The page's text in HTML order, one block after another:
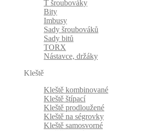
T šroubováky
Bity
Imbusy
Sady šroubováků
Sady bitů
TORX
Nástavce, držáky
Kleště
Kleště kombinované
Kleště štípací
Kleště prodloužené
Kleště na ségrovky
Kleště samosvorné